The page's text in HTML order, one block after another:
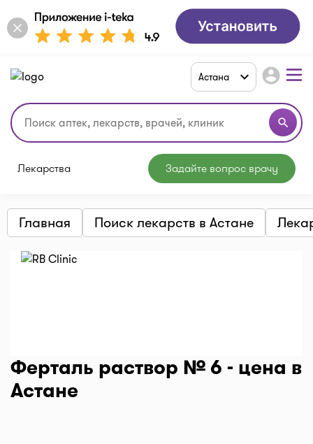
search
Астана account_circle
Лекарства Задайте вопрос врачу
Главная Поиск лекарств в Астане
Ферталь раствор № 6 - цена в
Астане